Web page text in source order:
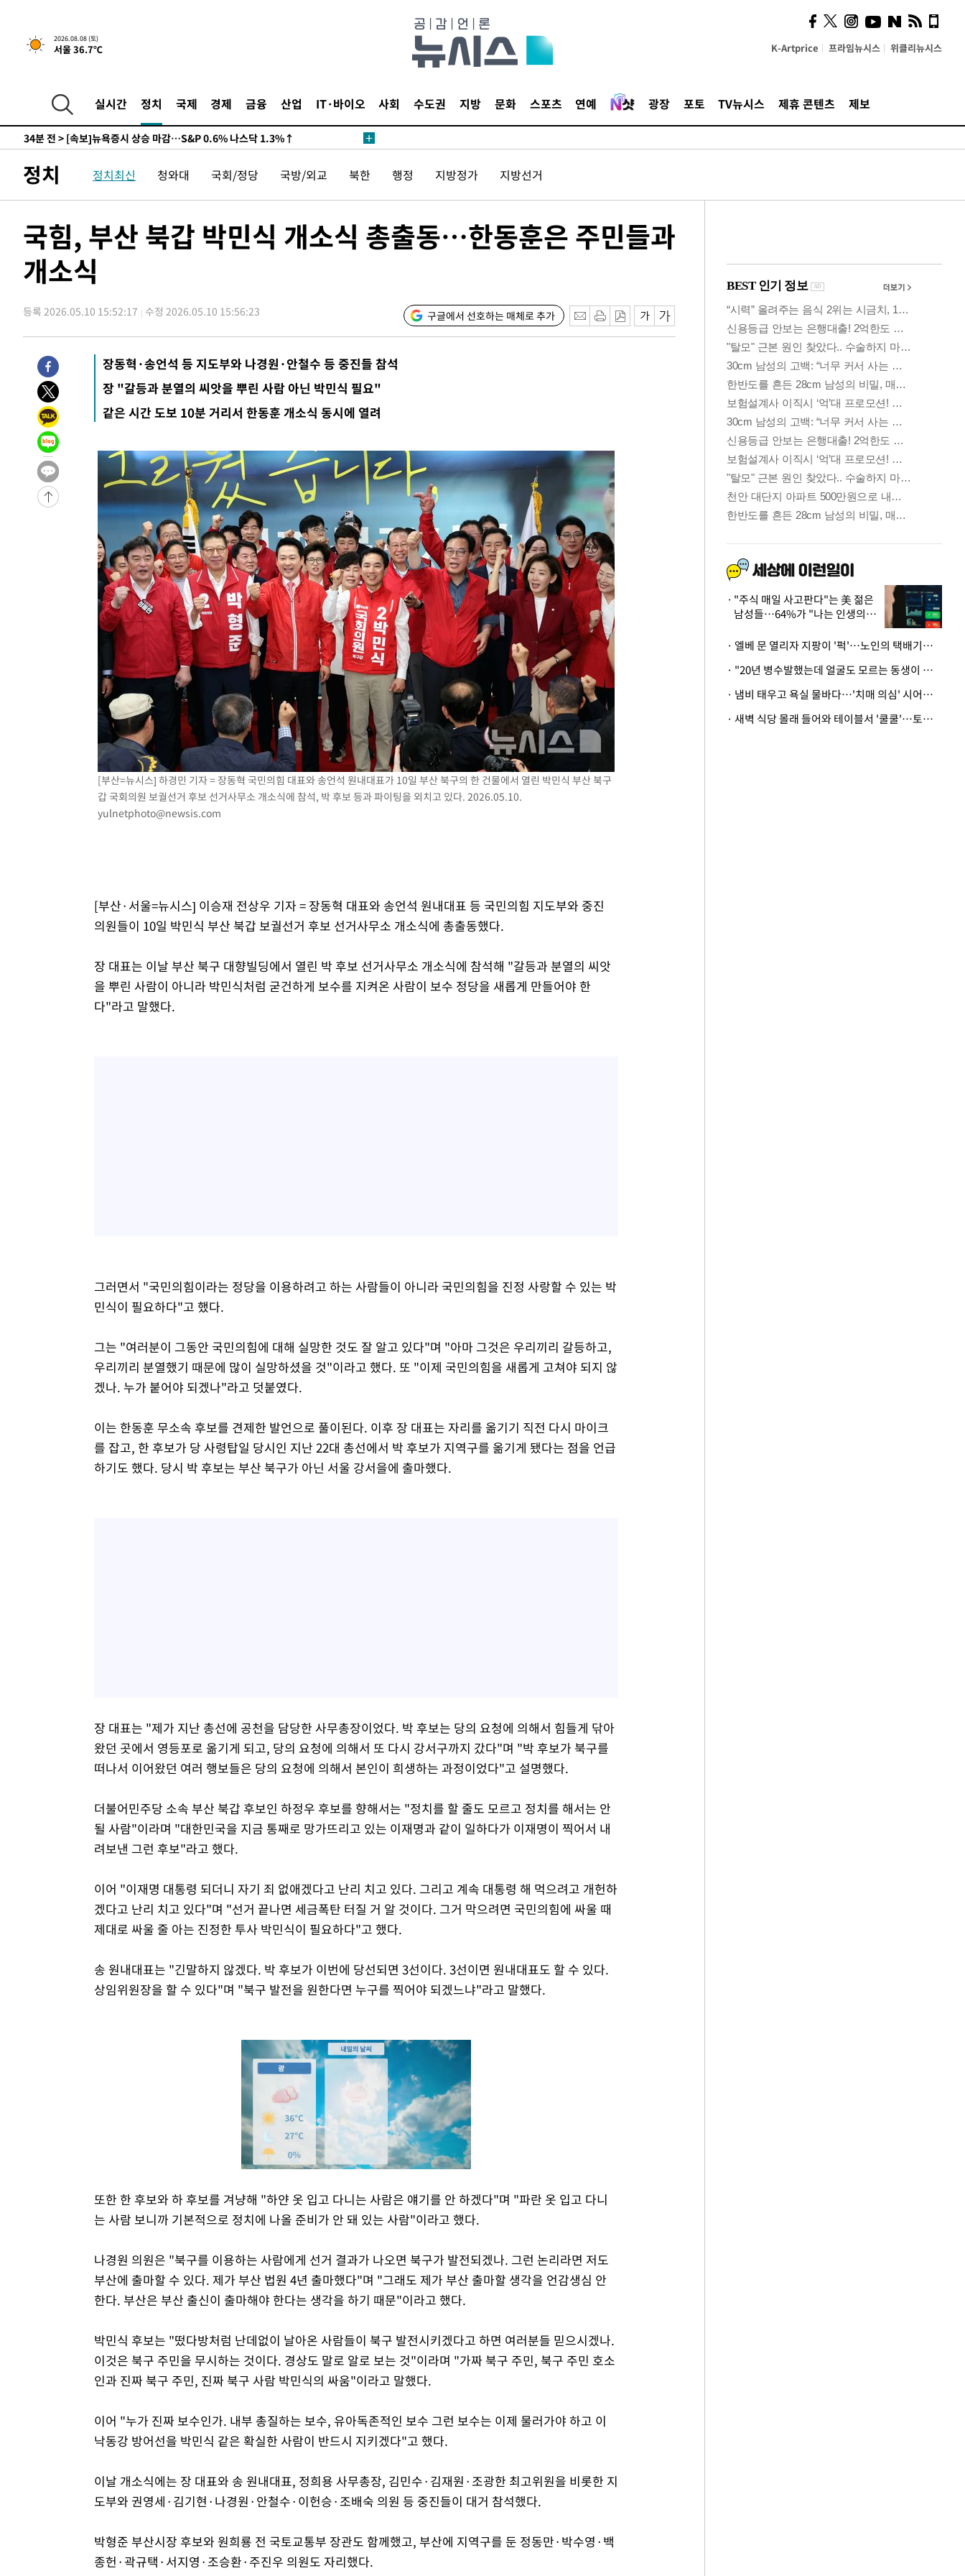
2026.08.08 (토)
서울 36.7℃ K-Artprice 프라임뉴시스 위클리뉴시스
실시간 정치 국제 경제 금융 산업 IT·바이오 사회 수도권 지방 문화 스포츠 연예 광장 포토 TV뉴시스 제휴 콘텐츠 제보
[속보]뉴욕증시 상승 마감…S&P 0.6% 나스닥 1.3%↑
-29794초 전 >백운산서 80년근 천종산삼 9뿌리 발견…감정가 1.3억원
-25038초 전 >
남자 농구, 나고야 아시안게임서 '홈팀' 일본과 한일전
-24414초 전 >여수 오동도 해상서 모터보트 전복…1명 사망·1명 실종
주 날씨]
-17659초 전 >
축구협회 "압수수색·성접대 논란 사과…쇄신의 기회로 삼겠다"
-16176초 전 > [속보]'압수수색·성접대 논란' 축구협회 "실망과 걱정 안겨드려 죄
송"
-4797초 전 >'최고 37도' 폭염 지속…강원동해안 최대 150㎜ 비
-29814초 전 >백운산서 80년근 천종산삼 9뿌리 발견…감정가 1.3억원
-27524초 전 >선재도서 해루질 나섰다 실종 60대, 닷새 만에 숨진 채 발견
-25058초 전 >
남자 농구, 나고야 아시안게임서 '홈팀' 일본과 한일전
-24434초 전 >
여수 오동도 해상서 모터보트 전복…1명 사망·1명 실종
-20661초 전 >
주 날씨]
-17679초 전 >
축구협회 "압수수색·성접대 논란 사과…쇄신의 기회로 삼겠다"
-16196초 전 >
-4817초 전 >
'최고 37도' 폭염 지속…강원동해안 최대 150㎜ 비
34분 전 >
[속보]뉴욕증시 상승 마감…S&P 0.6% 나스닥 1.3%↑
정치 정치최신 청와대 국회/정당 국방/외교 북한 행정 지방정가 지방선거
국힘, 부산 북갑 박민식 개소식 총출동…한동훈은 주민들과
개소식
등록 2026.05.10 15:52:17 수정 2026.05.10 15:56:23 구글에서 선호하는 매체로 추가
장동혁·송언석 등 지도부와 나경원·안철수 등 중진들 참석
장 "갈등과 분열의 씨앗을 뿌린 사람 아닌 박민식 필요"
같은 시간 도보 10분 거리서 한동훈 개소식 동시에 열려
[부산=뉴시스] 하경민 기자 = 장동혁 국민의힘 대표와 송언석 원내대표가 10일 부산 북구의 한 건물에서 열린 박민식 부산 북구
갑 국회의원 보궐선거 후보 선거사무소 개소식에 참석, 박 후보 등과 파이팅을 외치고 있다. 2026.05.10.
yulnetphoto@newsis.com
[부산·서울=뉴시스] 이승재 전상우 기자 = 장동혁 대표와 송언석 원내대표 등 국민의힘 지도부와 중진
의원들이 10일 박민식 부산 북갑 보궐선거 후보 선거사무소 개소식에 총출동했다.
장 대표는 이날 부산 북구 대향빌딩에서 열린 박 후보 선거사무소 개소식에 참석해 "갈등과 분열의 씨앗
을 뿌린 사람이 아니라 박민식처럼 굳건하게 보수를 지켜온 사람이 보수 정당을 새롭게 만들어야 한
다"라고 말했다.
그러면서 "국민의힘이라는 정당을 이용하려고 하는 사람들이 아니라 국민의힘을 진정 사랑할 수 있는 박
민식이 필요하다"고 했다.
그는 "여러분이 그동안 국민의힘에 대해 실망한 것도 잘 알고 있다"며 "아마 그것은 우리끼리 갈등하고,
우리끼리 분열했기 때문에 많이 실망하셨을 것"이라고 했다. 또 "이제 국민의힘을 새롭게 고쳐야 되지 않
겠나. 누가 붙어야 되겠나"라고 덧붙였다.
이는 한동훈 무소속 후보를 견제한 발언으로 풀이된다. 이후 장 대표는 자리를 옮기기 직전 다시 마이크
를 잡고, 한 후보가 당 사령탑일 당시인 지난 22대 총선에서 박 후보가 지역구를 옮기게 됐다는 점을 언급
하기도 했다. 당시 박 후보는 부산 북구가 아닌 서울 강서을에 출마했다.
장 대표는 "제가 지난 총선에 공천을 담당한 사무총장이었다. 박 후보는 당의 요청에 의해서 힘들게 닦아
왔던 곳에서 영등포로 옮기게 되고, 당의 요청에 의해서 또 다시 강서구까지 갔다"며 "박 후보가 북구를
떠나서 이어왔던 여러 행보들은 당의 요청에 의해서 본인이 희생하는 과정이었다"고 설명했다.
더불어민주당 소속 부산 북갑 후보인 하정우 후보를 향해서는 "정치를 할 줄도 모르고 정치를 해서는 안
될 사람"이라며 "대한민국을 지금 통째로 망가뜨리고 있는 이재명과 같이 일하다가 이재명이 찍어서 내
려보낸 그런 후보"라고 했다.
이어 "이재명 대통령 되더니 자기 죄 없애겠다고 난리 치고 있다. 그리고 계속 대통령 해 먹으려고 개헌하
겠다고 난리 치고 있다"며 "선거 끝나면 세금폭탄 터질 거 알 것이다. 그거 막으려면 국민의힘에 싸울 때
제대로 싸울 줄 아는 진정한 투사 박민식이 필요하다"고 했다.
송 원내대표는 "긴말하지 않겠다. 박 후보가 이번에 당선되면 3선이다. 3선이면 원내대표도 할 수 있다.
상임위원장을 할 수 있다"며 "북구 발전을 원한다면 누구를 찍어야 되겠느냐"라고 말했다.
Mute
또한 한 후보와 하 후보를 겨냥해 "하얀 옷 입고 다니는 사람은 얘기를 안 하겠다"며 "파란 옷 입고 다니
는 사람 보니까 기본적으로 정치에 나올 준비가 안 돼 있는 사람"이라고 했다.
나경원 의원은 "북구를 이용하는 사람에게 선거 결과가 나오면 북구가 발전되겠나. 그런 논리라면 저도
부산에 출마할 수 있다. 제가 부산 법원 4년 출마했다"며 "그래도 제가 부산 출마할 생각을 언감생심 안
한다. 부산은 부산 출신이 출마해야 한다는 생각을 하기 때문"이라고 했다.
박민식 후보는 "떴다방처럼 난데없이 날아온 사람들이 북구 발전시키겠다고 하면 여러분들 믿으시겠나.
이것은 북구 주민을 무시하는 것이다. 경상도 말로 알로 보는 것"이라며 "가짜 북구 주민, 북구 주민 호소
인과 진짜 북구 주민, 진짜 북구 사람 박민식의 싸움"이라고 말했다.
이어 "누가 진짜 보수인가. 내부 총질하는 보수, 유아독존적인 보수 그런 보수는 이제 물러가야 하고 이
낙동강 방어선을 박민식 같은 확실한 사람이 반드시 지키겠다"고 했다.
이날 개소식에는 장 대표와 송 원내대표, 정희용 사무총장, 김민수·김재원·조광한 최고위원을 비롯한 지
도부와 권영세·김기현·나경원·안철수·이헌승·조배숙 의원 등 중진들이 대거 참석했다.
박형준 부산시장 후보와 원희룡 전 국토교통부 장관도 함께했고, 부산에 지역구를 둔 정동만·박수영·백
종헌·곽규택·서지영·조승환·주진우 의원도 자리했다.
사이 해답 찾았죠"…알을
깨고 나온 '초자아'
"주식 매일 사고판다"는 美 젊은
남성들…64%가 "나는 인생의
· 엘베 문 열리자 지팡이 '퍽'…노인의 택배기사 폭행 이유
· "20년 병수발했는데 얼굴도 모르는 동생이 유산 절반을"…배다른 형제 상속권 있을까
· 냄비 태우고 욕실 물바다…'치매 의심' 시어머니 검사 권유했다가 '날벼락'
· 새벽 식당 몰래 들어와 테이블서 '쿨쿨'…토사물 남기고 사라진 남성